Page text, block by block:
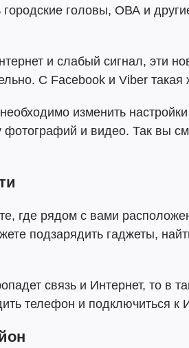
головы, ОВА и
и слабый сигнал, эти
С Facebook и Viber такая
изменить
фотографий и видео. Так вы
где рядом с вами
подзарядить гаджеты,
связь и Интернет, то в
телефон и подключиться к